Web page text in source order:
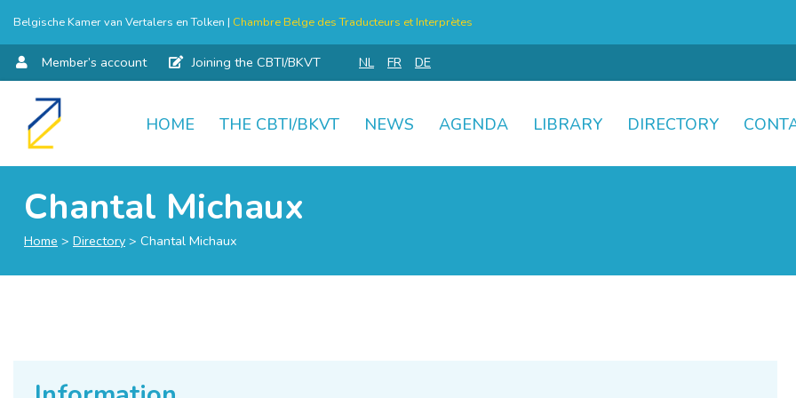
Belgische Kamer van Vertalers en Tolken | Chambre Belge des Traducteurs et Interprètes
Member’s account Joining the CBTI/BKVT NL FR DE
Skip
HOME THE CBTI/BKVT NEWS AGENDA LIBRARY DIRECTORY
Chantal Michaux
Home > Directory > Chantal Michaux